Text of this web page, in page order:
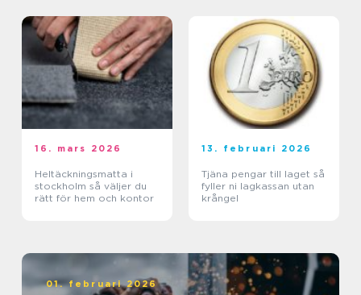
16. mars 2026
Heltäckningsmatta i
stockholm så väljer du
rätt för hem och kontor
13. februari 2026
Tjäna pengar till laget så
fyller ni lagkassan utan
krångel
01. februari 2026